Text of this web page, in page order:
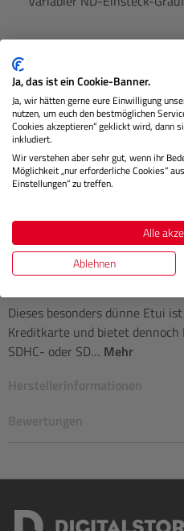
Preis
IN DEN
Beschreibung
Dieses besonders dünne Etui
Kreditkarte und bietet
SDHC- oder SD… Mehr
Herstellerinformationen
Bewertungen
Ja, das ist ein Cookie-Banner.
Ja, wir hätten gerne eure Einwilligung
nutzen, um euch den bestmöglichen
Cookies akzeptieren“ geklickt wird, dann
inkludiert.
Wir verstehen aber sehr gut, wenn ihr
Möglichkeit „nur erforderliche Cookies“
Einstellungen“ zu treffen.
Alle
Ablehnen